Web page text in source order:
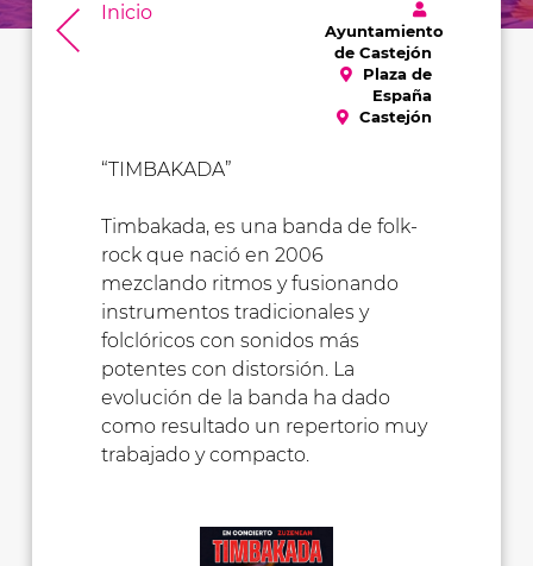
Inicio
Ayuntamiento
de Castejón
Plaza de
España
Castejón
“TIMBAKADA”
Timbakada, es una banda de folk-
rock que nació en 2006
mezclando ritmos y fusionando
instrumentos tradicionales y
folclóricos con sonidos más
potentes con distorsión. La
evolución de la banda ha dado
como resultado un repertorio muy
trabajado y compacto.